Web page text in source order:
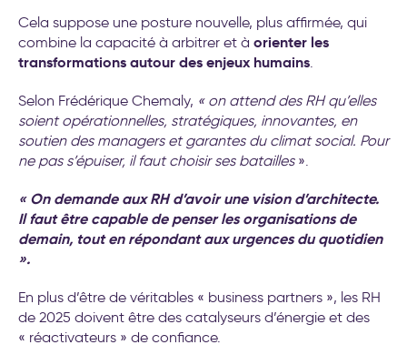
Cela suppose une posture nouvelle, plus affirmée, qui
combine la capacité à arbitrer et à orienter les
transformations autour des enjeux humains.
Selon Frédérique Chemaly, « on attend des RH qu’elles
soient opérationnelles, stratégiques, innovantes, en
soutien des managers et garantes du climat social. Pour
ne pas s’épuiser, il faut choisir ses batailles».
«On demande aux RH d’avoir une vision d’architecte.
Il faut être capable de penser les organisations de
demain, tout en répondant aux urgences du quotidien
».
En plus d’être de véritables « business partners », les RH
de 2025 doivent être des catalyseurs d’énergie et des
« réactivateurs » de confiance.